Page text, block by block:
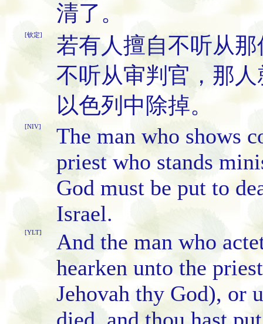
清了。
[钦定]
若有人擅自不听从
不听从审判官，那
以色列中除掉。
[NIV]
The man who shows
priest who stands
God must be put to
Israel.
[YLT]
And the man who
hearken unto the
Jehovah thy God), or